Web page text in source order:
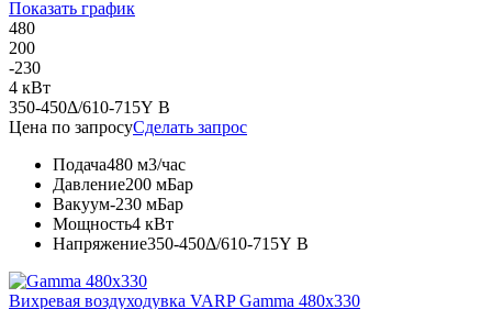
Показать график
480
200
-230
4 кВт
350-450Δ/610-715Y В
Цена по запросуСделать запрос
Подача480 м3/час
Давление200 мБар
Вакуум-230 мБар
Мощность4 кВт
Напряжение350-450Δ/610-715Y В
Вихревая воздуходувка VARP Gamma 480x330